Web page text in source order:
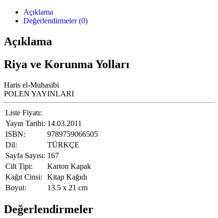
Açıklama
Değerlendirmeler (0)
Açıklama
Riya ve Korunma Yolları
Haris el-Muhasibi
POLEN YAYINLARI
Liste Fiyatı:
Yayın Tarihi: 14.03.2011
ISBN:
9789759066505
Dil:
TÜRKÇE
Sayfa Sayısı: 167
Cilt Tipi:
Karton Kapak
Kağıt Cinsi:
Kitap Kağıdı
Boyut:
13.5 x 21 cm
Değerlendirmeler